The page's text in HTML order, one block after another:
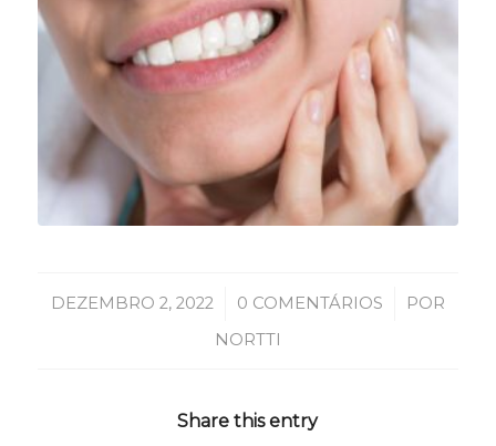
DEZEMBRO 2, 2022
/ 0 COMENTÁRIOS
/
POR
NORTTI
Share this entry